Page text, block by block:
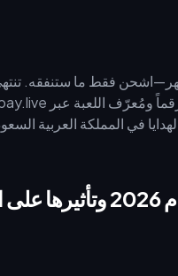
في المملكة العربية